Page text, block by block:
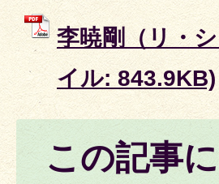
李暁剛（リ・
イル: 843.9KB)
この記事